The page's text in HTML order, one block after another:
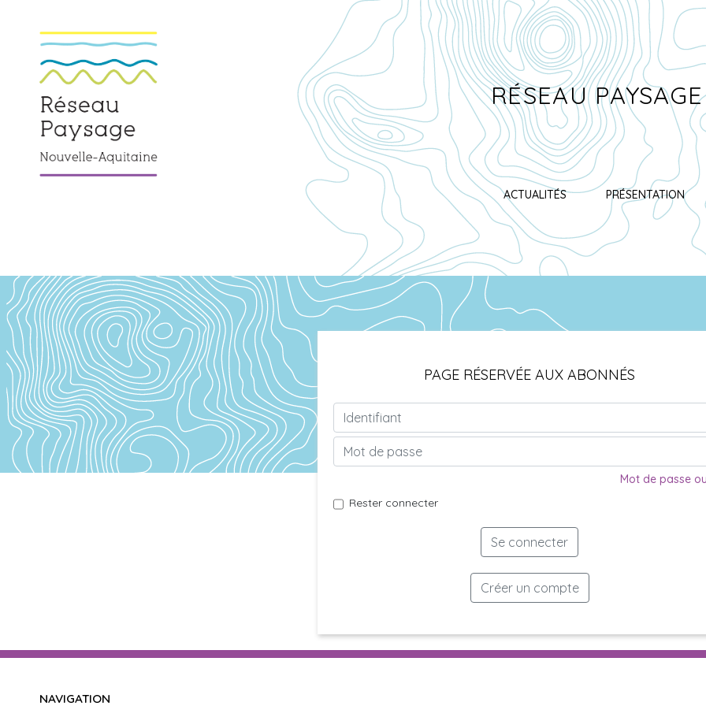
RÉSEAU
ACTUALITÉS PRÉSENTATION
PAGE RÉSERVÉE AUX ABONNÉS
Mot de passe
Rester connecter
NAVIGATION